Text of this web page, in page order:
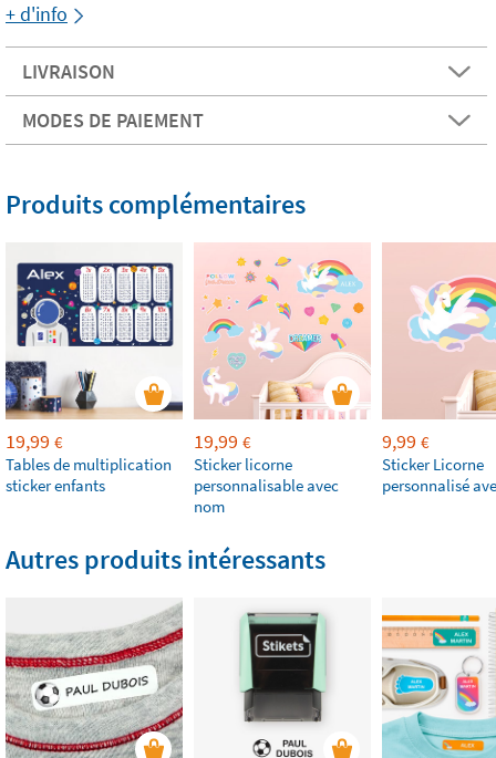
+ d'info
LIVRAISON
MODES DE PAIEMENT
Produits complémentaires
19,99 €
Tables de multiplication
sticker enfants
19,99 €
Sticker licorne
personnalisable avec
nom
9,99 €
Sticker Licorne
personnalisé
Autres produits intéressants